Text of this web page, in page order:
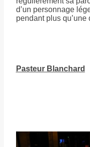
d’un personnage
pendant plus qu’une
Pasteur Blanchard